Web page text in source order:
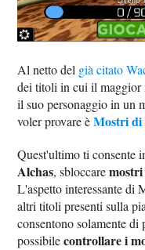
Al netto del già citato
dei titoli in cui il maggior
il suo personaggio in un
voler provare èMostri di
Quest'ultimo ti consente
Alchas, sbloccaremostri
L'aspetto interessante di
altri titoli presenti sulla
consentono solamente
possibilecontrollare i